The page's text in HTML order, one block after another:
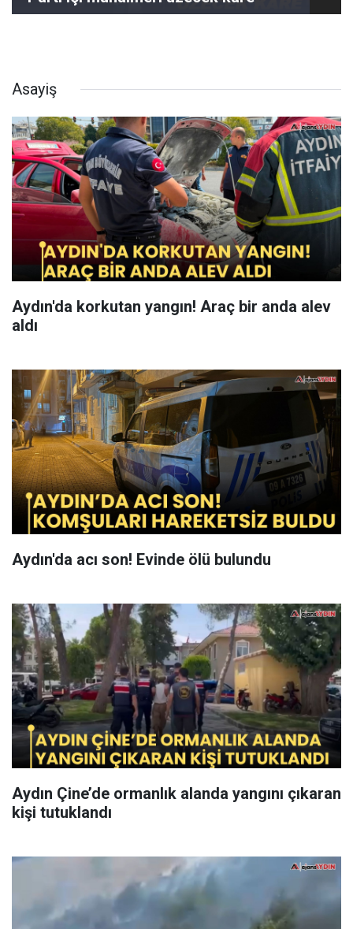
Asayiş
Aydın'da korkutan yangın! Araç bir anda alev
aldı
Aydın'da acı son! Evinde ölü bulundu
Aydın Çine’de ormanlık alanda yangını çıkaran
kişi tutuklandı